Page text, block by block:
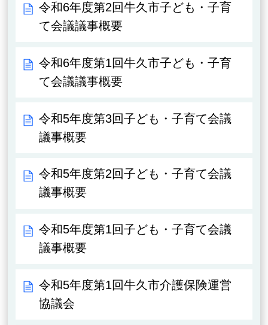
令和6年度第2回牛久市子ども・子育
て会議議事概要
令和6年度第1回牛久市子ども・子育
て会議議事概要
令和5年度第3回子ども・子育て会議
議事概要
令和5年度第2回子ども・子育て会議
議事概要
令和5年度第1回子ども・子育て会議
議事概要
令和5年度第1回牛久市介護保険運営
協議会